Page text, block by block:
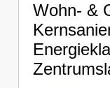
Wohn- &